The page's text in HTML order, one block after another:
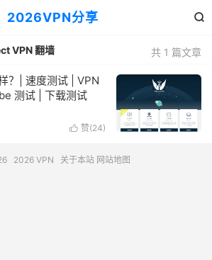
2026VPN分享 
共 1 篇文章
VPN 翻墙
？| 速度测试 | VPN
测试 | 下载测试
 赞(24)
2026 VPN 关于本站 网站地图